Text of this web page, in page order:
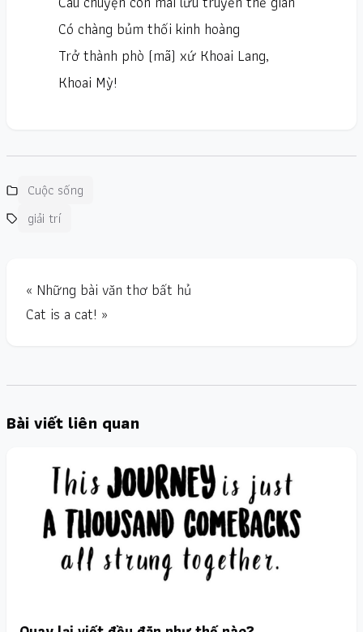
Có chàng bủm thối kinh hoàng
Trở thành phò (mã) xứ Khoai Lang,
Khoai Mỳ!
Cuộc sống
giải trí
« Những bài văn thơ bất hủ
Cat is a cat! »
Bài viết liên quan